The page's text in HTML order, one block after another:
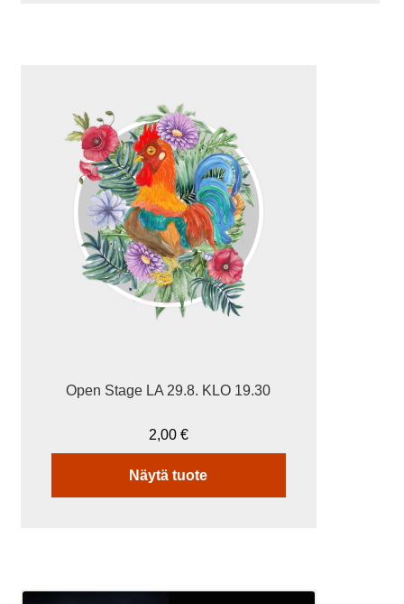
Open Stage LA 29.8. KLO 19.30
2,00 €
Näytä tuote